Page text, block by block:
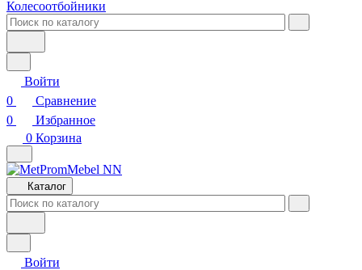
Колесоотбойники
Войти
0
Сравнение
0
Избранное
0 Корзина
Каталог
Войти